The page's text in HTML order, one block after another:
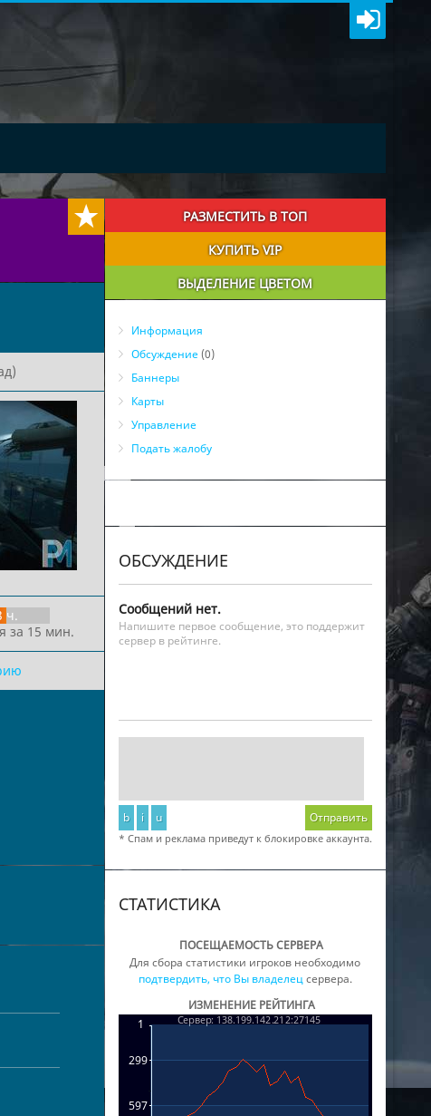
ч.
за 15 мин.
РАЗМЕСТИТЬ В ТОП
КУПИТЬ VIP
ВЫДЕЛЕНИЕ ЦВЕТОМ
Информация
Обсуждение(0)
Баннеры
Карты
Управление
Подать жалобу
ОБСУЖДЕНИЕ
Сообщений нет.
Напишите первое сообщение, это поддержит
сервер в рейтинге.
b i u Отправить
* Спам и реклама приведут к блокировке аккаунта.
СТАТИСТИКА
ПОСЕЩАЕМОСТЬ СЕРВЕРА
Для сбора статистики игроков необходимо
подтвердить, что Вы владелецсервера.
ИЗМЕНЕНИЕ РЕЙТИНГА